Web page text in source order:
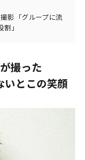
影「グループに流
」
撮った
いとこの笑顔